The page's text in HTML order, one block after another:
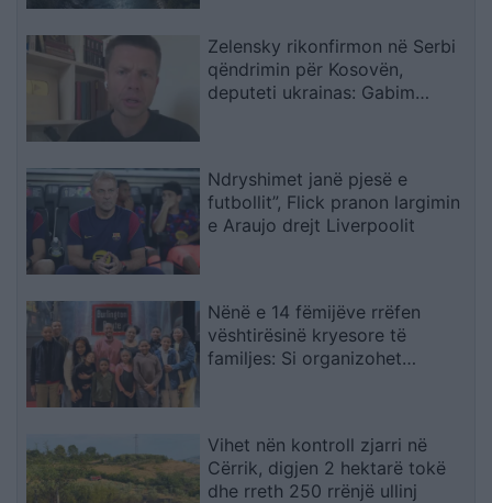
Zelensky rikonfirmon në Serbi
qëndrimin për Kosovën,
deputeti ukrainas: Gabim
Ndryshimet janë pjesë e
futbollit”, Flick pranon largimin
e Araujo drejt Liverpoolit
Nënë e 14 fëmijëve rrëfen
vështirësinë kryesore të
familjes: Si organizohet
Vihet nën kontroll zjarri në
Cërrik, digjen 2 hektarë tokë
dhe rreth 250 rrënjë ullinj